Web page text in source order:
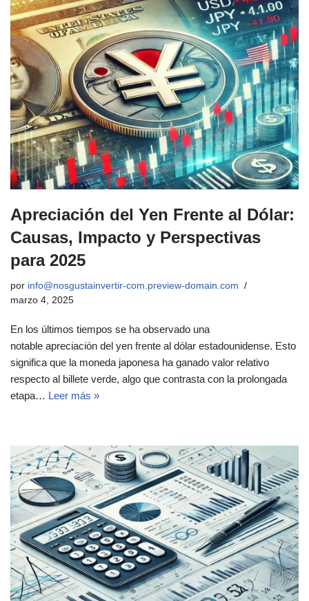
Apreciación del Yen Frente al Dólar:
Causas, Impacto y Perspectivas
para 2025
por info@nosgustainvertir-com.preview-domain.com
marzo 4, 2025
En los últimos tiempos se ha observado una
notable apreciación del yen frente al dólar estadounidense. Esto
significa que la moneda japonesa ha ganado valor relativo
respecto al billete verde, algo que contrasta con la prolongada
etapa… Leer más »